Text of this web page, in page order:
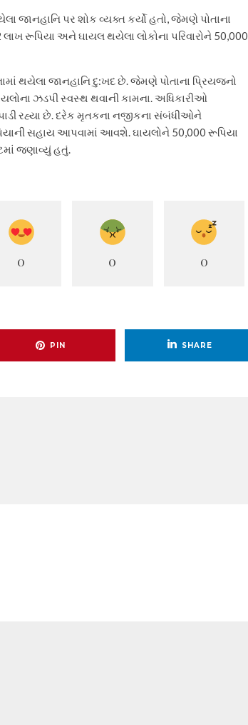
જાનહાનિ પર શોક વ્યક્ત કર્યો હતો, જેમણે પોતાના
લાખ રૂપિયા અને ઘાયલ થયેલા લોકોના પરિવારોને 50,000
થયેલા જાનહાનિ દુ:ખદ છે. જેમણે પોતાના પ્રિયજનો
ઝડપી સ્વસ્થ થવાની કામના. અધિકારીઓ
રહ્યા છે. દરેક મૃતકના નજીકના સંબંધીઓને
સહાય આપવામાં આવશે. ઘાયલોને 50,000 રૂપિયા
જણાવ્યું હતું.
0 0 0
PIN SHARE